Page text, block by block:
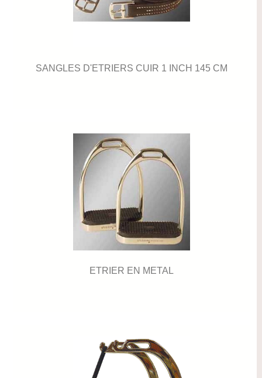
SANGLES D'ETRIERS CUIR 1 INCH 145 CM
ETRIER EN METAL